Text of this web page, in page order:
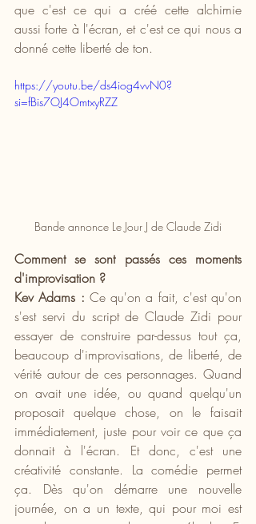
que c'est ce qui a créé cette alchimie
aussi forte à l'écran, et c'est ce qui nous a
donné cette liberté de ton.
https://youtu.be/ds4iog4vvN0?
si=fBis7OJ4OmtxyRZZ
Bande annonce Le Jour J de Claude Zidi
Comment se sont passés ces moments
d'improvisation ?
Kev Adams : Ce qu'on a fait, c'est qu'on
s'est servi du script de Claude Zidi pour
essayer de construire par-dessus tout ça,
beaucoup d'improvisations, de liberté, de
vérité autour de ces personnages. Quand
on avait une idée, ou quand quelqu'un
proposait quelque chose, on le faisait
immédiatement, juste pour voir ce que ça
donnait à l'écran. Et donc, c'est une
créativité constante. La comédie permet
ça. Dès qu'on démarre une nouvelle
journée, on a un texte, qui pour moi est